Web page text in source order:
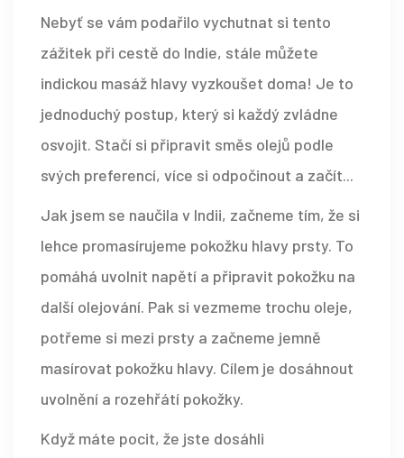
Nebyť se vám podařilo vychutnat si tento
zážitek při cestě do Indie, stále můžete
indickou masáž hlavy vyzkoušet doma! Je to
jednoduchý postup, který si každý zvládne
osvojit. Stačí si připravit směs olejů podle
svých preferencí, více si odpočinout a začít...
Jak jsem se naučila v Indii, začneme tím, že si
lehce promasírujeme pokožku hlavy prsty. To
pomáhá uvolnit napětí a připravit pokožku na
další olejování. Pak si vezmeme trochu oleje,
potřeme si mezi prsty a začneme jemně
masírovat pokožku hlavy. Cílem je dosáhnout
uvolnění a rozehřátí pokožky.
Když máte pocit, že jste dosáhli